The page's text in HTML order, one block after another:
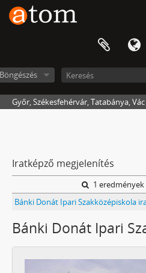
Győr, Székesfehérvár, Tatabánya,
Iratképző megjelenítés
1
Bánki Donát Ipari Szakközépiskola
Bánki Donát Ipari